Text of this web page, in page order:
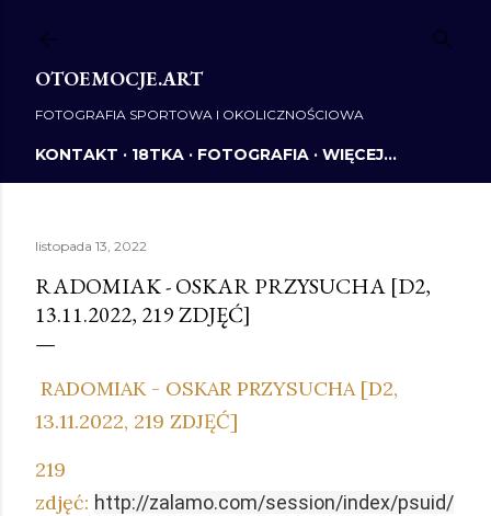
OTOEMOCJE.ART
FOTOGRAFIA SPORTOWA I OKOLICZNOŚCIOWA
KONTAKT 18TKA FOTOGRAFIA WIĘCEJ…
listopada 13, 2022
RADOMIAK - OSKAR PRZYSUCHA [D2,
13.11.2022, 219 ZDJĘĆ]
RADOMIAK - OSKAR PRZYSUCHA [D2,
13.11.2022, 219 ZDJĘĆ]
219
zdjęć: http://zalamo.com/session/index/psuid/